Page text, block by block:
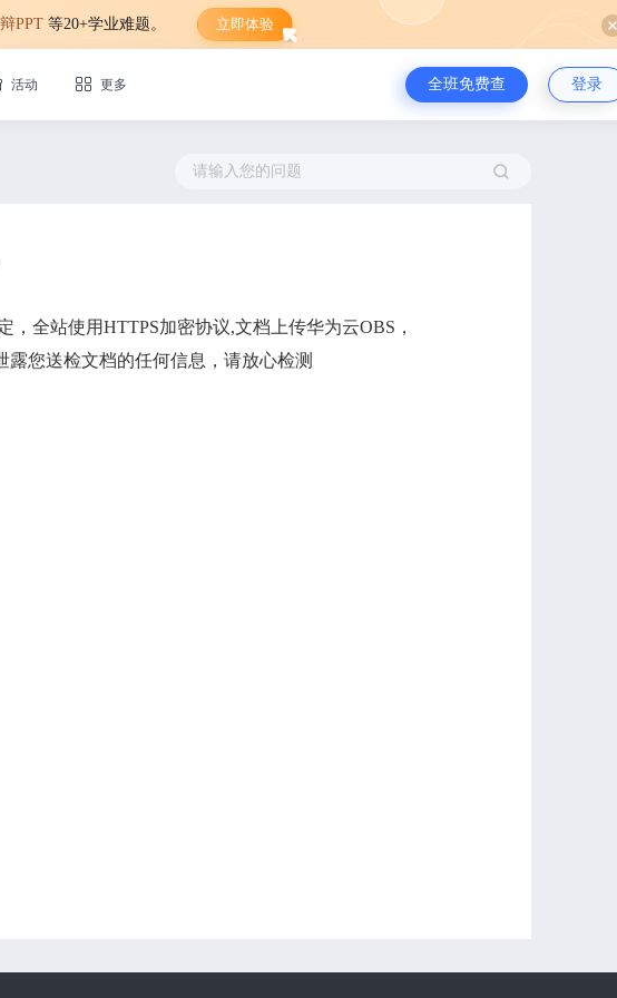
PPT 等20+学业难题。 立即体验
活动 更多 全班免费查 登录
，全站使用HTTPS加密协议,文档上传华为云OBS，
您送检文档的任何信息，请放心检测